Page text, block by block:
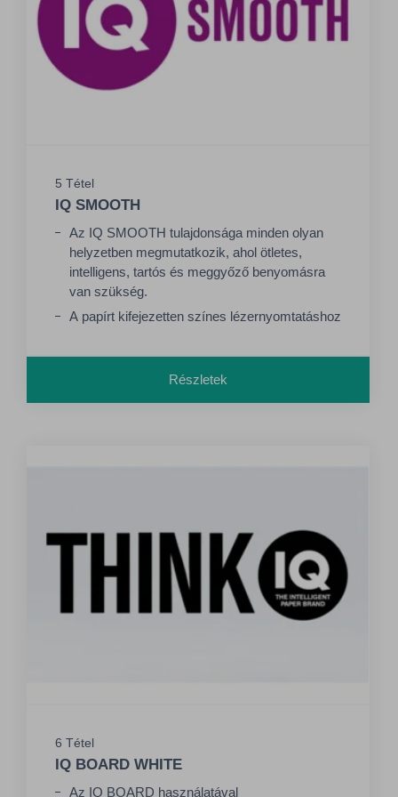
5 Tétel
IQ SMOOTH
Az IQ SMOOTH tulajdonsága minden olyan
helyzetben megmutatkozik, ahol ötletes,
intelligens, tartós és meggyőző benyomásra
van szükség.
A papírt kifejezetten színes lézernyomtatáshoz
gyönyörködtető nyomtatási kommunikációt.
Különösen magas fehérségének
köszönhetően feltűnőbb kontraszt keletkezik
Részletek
6 Tétel
IQ BOARD WHITE
Az IQ BOARD használatával